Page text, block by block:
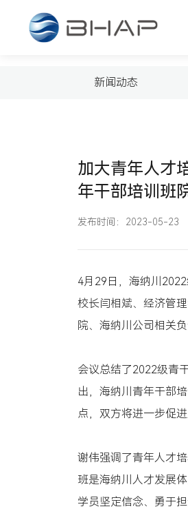
了解汽车核心零部件最新
新闻动态
加大青年人才
年干部培训班
发布时间：2023-05-23
4月29日，海纳川
校长闫相斌、经济管
院、海纳川公司相关负
会议总结了2022级青
出，海纳川青年干部
点，双方将进一步促
谢伟强调了青年人才
班是海纳川人才发展
学员坚定信念、勇于